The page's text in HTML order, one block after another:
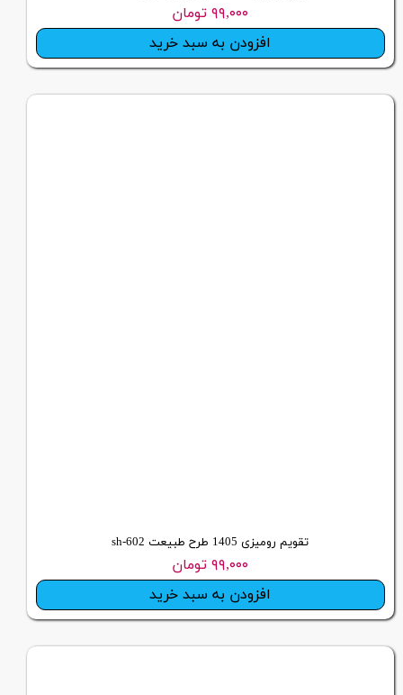
۹۹,۰۰۰ تومان
افزودن به سبد خرید
تقویم رومیزی 1405 طرح طبیعت sh-602
۹۹,۰۰۰ تومان
افزودن به سبد خرید